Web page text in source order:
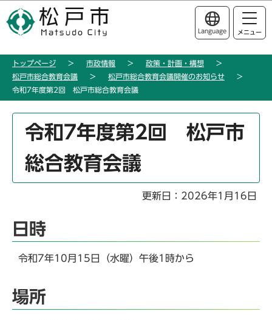
の
ー
このページの本文へ移動
Language メニュー
トップページ 市政情報
政策・計画・構想
松戸市総合教育会議
松戸市総合教育会議開催のお知らせ
令和7年度第2回 松戸市総合教育会議
か
令和7年度第2回 松戸市
総合教育会議
更新日：2026年1月16日
日時
令和7年10月15日（水曜）午後1時から
場所